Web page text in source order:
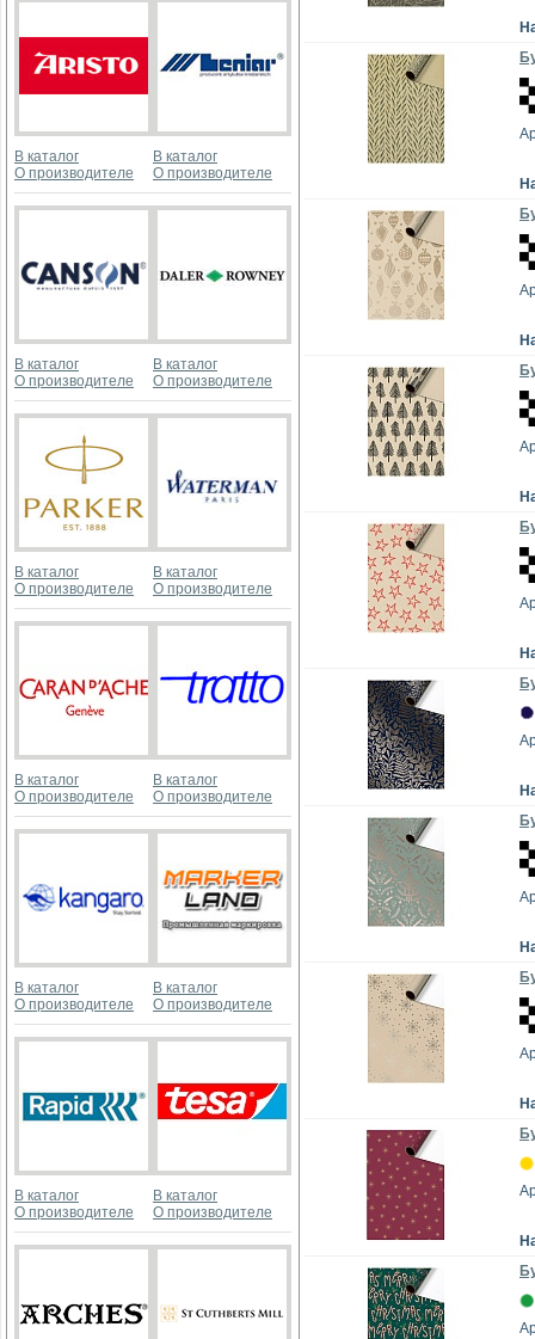
В каталог
О производителе
В каталог
О производителе
В каталог
О производителе
В каталог
О производителе
В каталог
О производителе
В каталог
О производителе
В каталог
О производителе
В каталог
О производителе
В каталог
О производителе
В каталог
О производителе
В каталог
О производителе
В каталог
О производителе